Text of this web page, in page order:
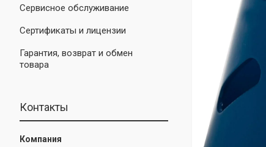
Сервисное обслуживание
Сертификаты и лицензии
Гарантия, возврат и обмен
товара
Контакты